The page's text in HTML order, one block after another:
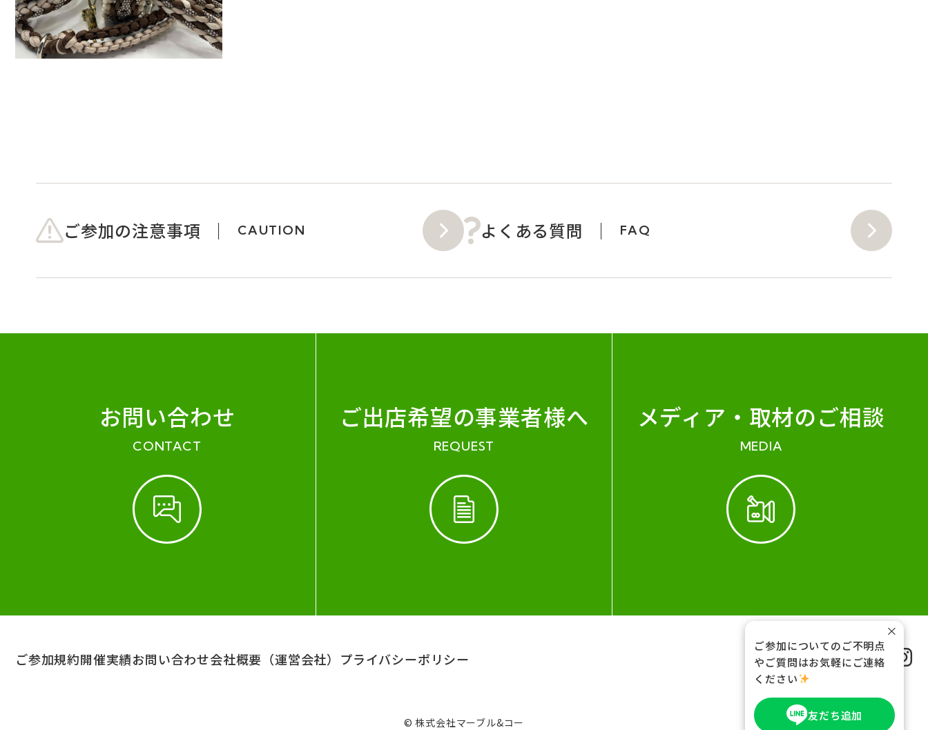
ご参加の注意事項 CAUTION よくある質問 FAQ
お問い合わせ
CONTACT
ご出店希望の事業者様へ
REQUEST
メディア・ 取材のご相談
MEDIA
ご参加規約開催実績お問い合わせ会社概要（運営会社） プライバシーポリシー FOLLOW US
© 株式会社マーブル&コー
ご参加についてのご不明点
やご質問はお気軽にご連絡
ください
友だち追加
×